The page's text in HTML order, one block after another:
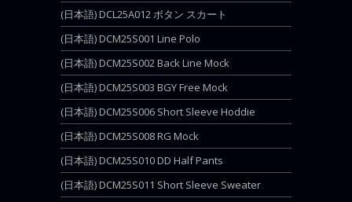
(日本語) DCL25A012 ボタン スカート
(日本語) DCM25S001 Line Polo
(日本語) DCM25S002 Back Line Mock
(日本語) DCM25S003 BGY Free Mock
(日本語) DCM25S006 Short Sleeve Hoddie
(日本語) DCM25S008 RG Mock
(日本語) DCM25S010 DD Half Pants
(日本語) DCM25S011 Short Sleeve Sweater